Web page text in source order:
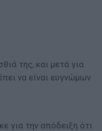
της, και μετά για
να είναι ευγνώμων
για την απόδειξη ότι